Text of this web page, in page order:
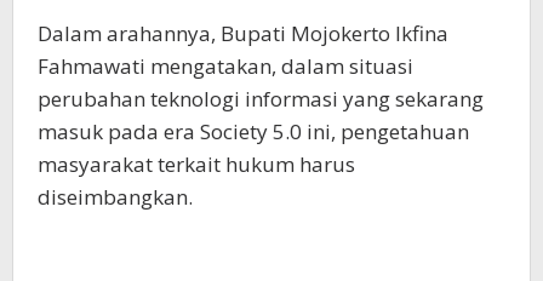
Dalam arahannya, Bupati Mojokerto Ikfina
Fahmawati mengatakan, dalam situasi
perubahan teknologi informasi yang sekarang
masuk pada era Society 5.0 ini, pengetahuan
masyarakat terkait hukum harus
diseimbangkan.